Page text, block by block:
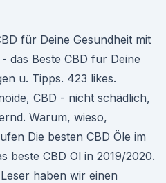
für Deine Gesundheit mit
das Beste CBD für Deine
u. Tipps. 423 likes.
CBD - nicht schädlich,
Warum, wieso,
Die besten CBD Öle im
beste CBD Öl in 2019/2020.
haben wir einen